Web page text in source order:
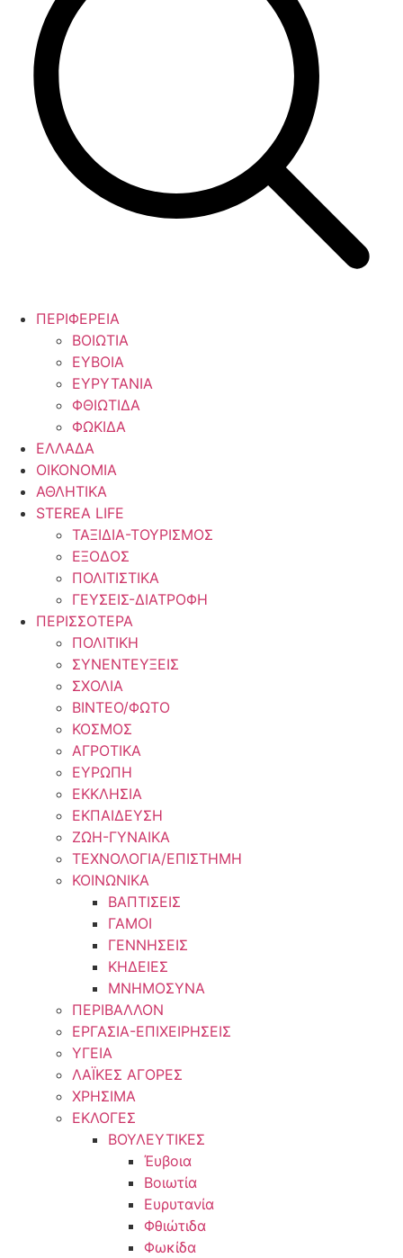
ΠΕΡΙΦΕΡΕΙΑ
ΒΟΙΩΤΙΑ
ΕΥΒΟΙΑ
ΕΥΡΥΤΑΝΙΑ
ΦΘΙΩΤΙΔΑ
ΦΩΚΙΔΑ
ΕΛΛΑΔΑ
ΟΙΚΟΝΟΜΙΑ
ΑΘΛΗΤΙΚΑ
STEREA LIFE
ΤΑΞΙΔΙΑ-ΤΟΥΡΙΣΜΟΣ
ΕΞΟΔΟΣ
ΠΟΛΙΤΙΣΤΙΚΑ
ΓΕΥΣΕΙΣ-ΔΙΑΤΡΟΦΗ
ΠΕΡΙΣΣΟΤΕΡΑ
ΠΟΛΙΤΙΚΗ
ΣΥΝΕΝΤΕΥΞΕΙΣ
ΣΧΟΛΙΑ
ΒΙΝΤΕΟ/ΦΩΤΟ
ΚΟΣΜΟΣ
ΑΓΡΟΤΙΚΑ
ΕΥΡΩΠΗ
ΕΚΚΛΗΣΙΑ
ΕΚΠΑΙΔΕΥΣΗ
ΖΩΗ-ΓΥΝΑΙΚΑ
ΤΕΧΝΟΛΟΓΙΑ/ΕΠΙΣΤΗΜΗ
ΚΟΙΝΩΝΙΚΑ
ΒΑΠΤΙΣΕΙΣ
ΓΑΜΟΙ
ΓΕΝΝΗΣΕΙΣ
ΚΗΔΕΙΕΣ
ΜΝΗΜΟΣΥΝΑ
ΠΕΡΙΒΑΛΛΟΝ
ΕΡΓΑΣΙΑ-ΕΠΙΧΕΙΡΗΣΕΙΣ
ΥΓΕΙΑ
ΛΑΪΚΕΣ ΑΓΟΡΕΣ
ΧΡΗΣΙΜΑ
ΕΚΛΟΓΕΣ
ΒΟΥΛΕΥΤΙΚΕΣ
Έυβοια
Βοιωτία
Ευρυτανία
Φθιώτιδα
Φωκίδα